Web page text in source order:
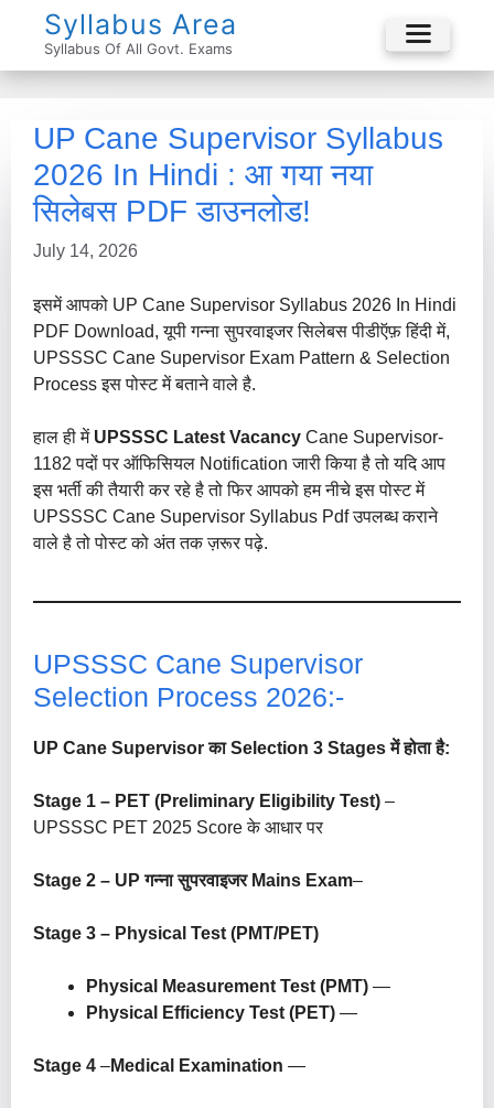
Syllabus Area
Syllabus Of All Govt. Exams
Menu
UP Cane Supervisor Syllabus
2026 In Hindi : आ गया नया
सिलेबस PDF डाउनलोड!
July 14, 2026
इसमें आपको UP Cane Supervisor Syllabus 2026 In Hindi
PDF Download, यूपी गन्ना सुपरवाइजर सिलेबस पीडीऍफ़ हिंदी में,
UPSSSC Cane Supervisor Exam Pattern & Selection
Process इस पोस्ट में बताने वाले है.
हाल ही में UPSSSC Latest Vacancy Cane Supervisor-
1182 पदों पर ऑफिसियल Notification जारी किया है तो यदि आप
इस भर्ती की तैयारी कर रहे है तो फिर आपको हम नीचे इस पोस्ट में
UPSSSC Cane Supervisor Syllabus Pdf उपलब्ध कराने
वाले है तो पोस्ट को अंत तक ज़रूर पढ़े.
UPSSSC Cane Supervisor
Selection Process 2026:-
UP Cane Supervisor का Selection 3 Stages में होता है:
Stage 1 – PET (Preliminary Eligibility Test) –
UPSSSC PET 2025 Score के आधार पर
Stage 2 – UP गन्ना सुपरवाइजर Mains Exam–
Stage 3 – Physical Test (PMT/PET)
Physical Measurement Test (PMT) —
Physical Efficiency Test (PET) —
Stage 4 –Medical Examination —